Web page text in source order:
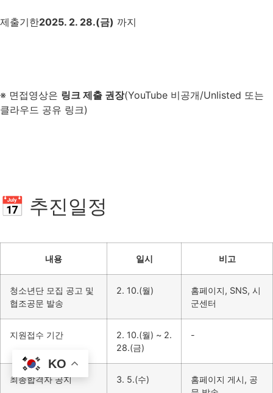
제출기한2025. 2. 28.(금) 까지
※ 면접영상은 링크 제출 권장(YouTube 비공개/Unlisted 또는
클라우드 공유 링크)
📅 추진일정
내용 일시 비고
청소년단 모집 공고 및
협조공문 발송
2. 10.(월)
홈페이지, SNS, 시
군센터
지원접수 기간
2. 10.(월) ~ 2.
28.(금)
-
최종합격자 공지 3. 5.(수)
홈페이지 게시, 공
KO